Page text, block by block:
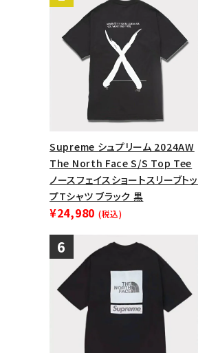
Supreme シュプリーム 2024AW
The North Face S/S Top Tee
ノースフェイスショートスリーブトッ
プTシャツ ブラック 黒
¥24,980 (税込)